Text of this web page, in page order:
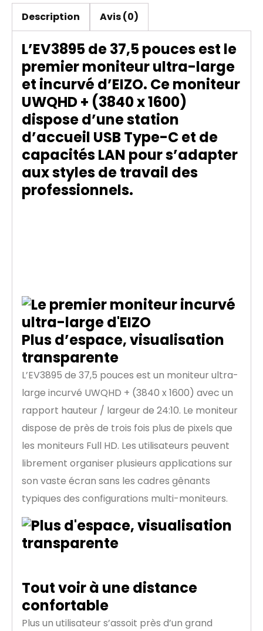
Description Avis (0)
L’EV3895 de 37,5 pouces est le
premier moniteur ultra-large
et incurvé d’EIZO. Ce moniteur
UWQHD + (3840 x 1600)
dispose d’une station
d’accueil USB Type-C et de
capacités LAN pour s’adapter
aux styles de travail des
professionnels.
Plus d’espace, visualisation
transparente
L’EV3895 de 37,5 pouces est un moniteur ultra-
large incurvé UWQHD + (3840 x 1600) avec un
rapport hauteur / largeur de 24:10. Le moniteur
dispose de près de trois fois plus de pixels que
les moniteurs Full HD. Les utilisateurs peuvent
librement organiser plusieurs applications sur
son vaste écran sans les cadres gênants
typiques des configurations multi-moniteurs.
Tout voir à une distance
confortable
Plus un utilisateur s’assoit près d’un grand